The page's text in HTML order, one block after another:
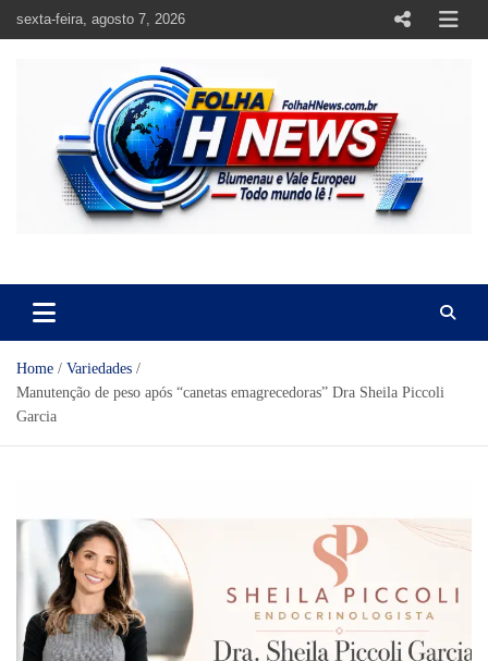
sexta-feira, agosto 7, 2026
Home
Variedades
Manutenção de peso após “canetas emagrecedoras” Dra Sheila Piccoli
Garcia